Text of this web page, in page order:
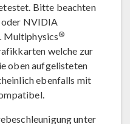
Bitte beachten
oder NVIDIA
Multiphysics®
welche zur
oben aufgelisteten
ebenfalls mit
unter